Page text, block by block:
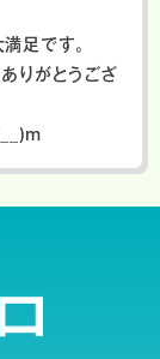
足です。
りがとうござ